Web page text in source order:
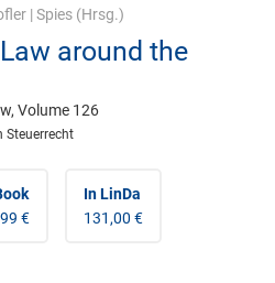
| Spies (Hrsg.)
around the
Volume 126
Steuerrecht
€
In LinDa
131,00 €